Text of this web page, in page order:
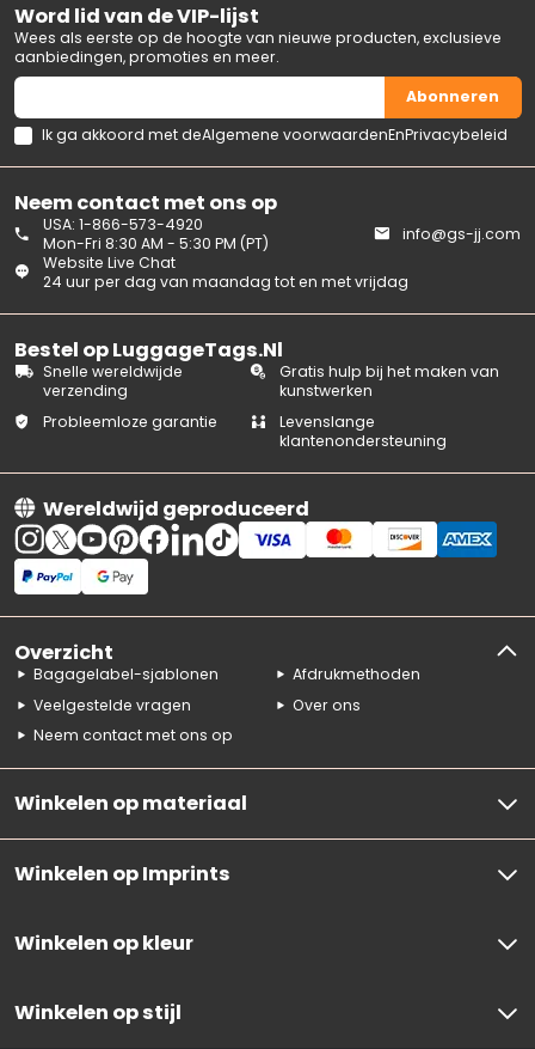
Neem contact met ons op
Website Live Chat
24 uur per dag van maandag tot en met vrijdag
USA: 1-866-573-4920
Mon-Fri 8:30 AM - 5:30 PM (PT)
info@gs-jj.com
Bestel op LuggageTags.Nl
Snelle wereldwijde
verzending
Gratis hulp bij het maken van
kunstwerken
Probleemloze garantie
Levenslange
klantenondersteuning
Wereldwijd geproduceerd
Word lid van de VIP-lijst
Wees als eerste op de hoogte van nieuwe producten, exclusieve
aanbiedingen, promoties en meer.
Abonneren
Ik ga akkoord met deAlgemene voorwaardenEnPrivacybeleid
Overzicht
Bagagelabel-sjablonen
Afdrukmethoden
Veelgestelde vragen
Over ons
Neem contact met ons op
Winkelen op materiaal
Winkelen op Imprints
Winkelen op kleur
Winkelen op stijl